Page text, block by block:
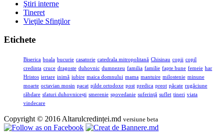
Ştiri interne
Tineret
Vieţile Sfinţilor
Etichete
Biserica boala bucurie casatorie catedrala mitropolitană Chisinau copii copil
credinta cruce dragoste duhovnic dumnezeu familia familie fapte bune femeie har
Hristos iertare inimă iubire maica domnului mama mantuire milostenie minune
moarte octavian mosin pacat pilde ortodoxe post predica preot păcate rugăciune
răbdare sfaturi duhovnicești smerenie spovedanie suferinţă suflet tineri viata
vindecare
Copyright © 2016 Altarulcredinței.md versiune beta